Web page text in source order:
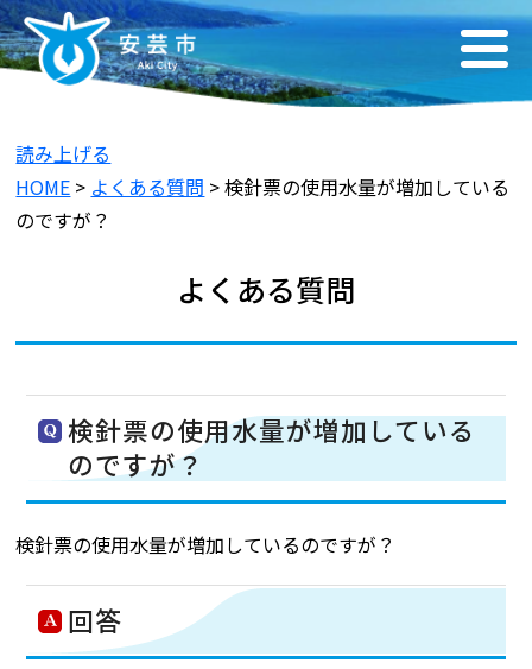
読み上げる
HOME > よくある質問 > 検針票の使用水量が増加している
のですが？
よくある質問
検針票の使用水量が増加している
のですが？
検針票の使用水量が増加しているのですが？
回答